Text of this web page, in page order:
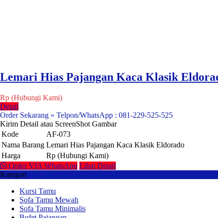
Lemari Hias Pajangan Kaca Klasik
Rp (Hubungi Kami)
Detail
Order Sekarang » Telpon/WhatsApp : 081-229-525-525
Kirim Detail atau ScreenShot Gambar
Kode
AF-073
Nama Barang Lemari Hias Pajangan Kaca Klasik Eldorado
Harga
Rp (Hubungi Kami)
Order VIA WhatsApp Lihat Detail
Kategori
Kursi Tamu
Sofa Tamu Mewah
Sofa Tamu Minimalis